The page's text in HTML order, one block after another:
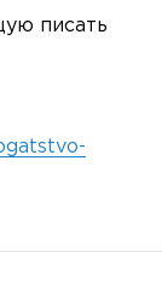
писать